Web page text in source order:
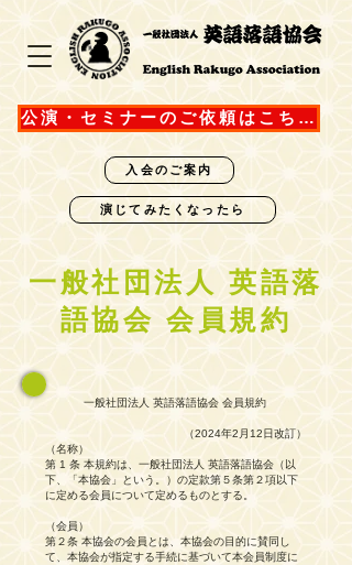
公演・セミナーのご依頼はこちら
入会のご案内
演じてみたくなったら
一般社団法人 英語落
語協会 会員規約
一般社団法人 英語落語協会 会員規約
（2024年2月12日改訂）
（名称）
第 1 条 本規約は、一般社団法人 英語落語協会（以
下、「本協会」という。）の定款第５条第２項以下
に定める会員について定めるものとする。
（会員）
第２条 本協会の会員とは、本協会の目的に賛同し
て、本協会が指定する手続に基づいて本会員制度に